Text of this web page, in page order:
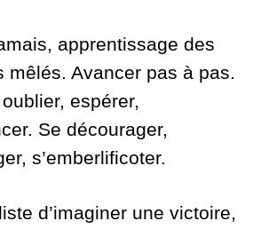
apprentissage des
mêlés. Avancer pas à pas.
oublier, espérer,
Se décourager,
s’emberlificoter.
d’imaginer une victoire,